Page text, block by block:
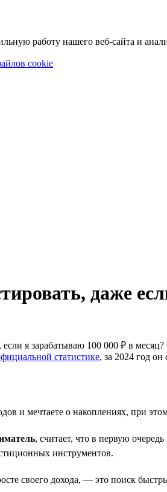
работу нашего веб-сайта и
cookie
даже
я зарабатываю 100 000 ₽ в
статистике, за 2024 год он
и мечтаете о накоплениях, при
, считает, что в первую
инструментов.
своего дохода, — это поиск